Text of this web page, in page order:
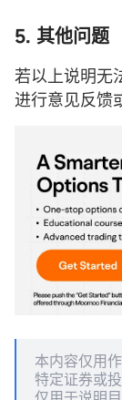
5. 其他问题
若以上说明无
进行意见反馈
本内容仅用
特定证券或